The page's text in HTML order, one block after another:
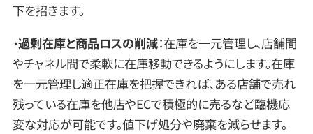
下を招きます。
・過剰在庫と商品ロスの削減：在庫を一元管理し、店舗間
やチャネル間で柔軟に在庫移動できるようにします。在庫
を一元管理し適正在庫を把握できれば、ある店舗で売れ
残っている在庫を他店やECで積極的に売るなど臨機応
変な対応が可能です。値下げ処分や廃棄を減らせます。